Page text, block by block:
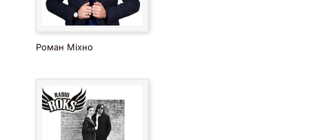
Роман Міхно